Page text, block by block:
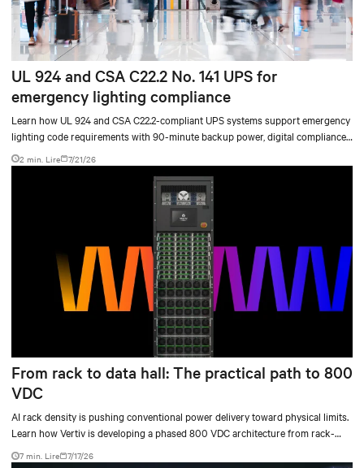
UL 924 and CSA C22.2 No. 141 UPS for
emergency lighting compliance
Learn how UL 924 and CSA C22.2-compliant UPS systems support emergency
lighting code requirements with 90-minute backup power, digital compliance
logging, and centralized monitoring for life safety applications.
2 min. Lire 7/21/26
From rack to data hall: The practical path to 800
VDC
AI rack density is pushing conventional power delivery toward physical limits.
Learn how Vertiv is developing a phased 800 VDC architecture from rack-
level sidecars to centralized data-hall power.
7 min. Lire 7/17/26